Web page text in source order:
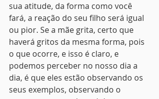
sua atitude, da forma como você
fará, a reação do seu filho será igual
ou pior. Se a mãe grita, certo que
haverá gritos da mesma forma, pois
o que ocorre, e isso é claro, e
podemos perceber no nosso dia a
dia, é que eles estão observando os
seus exemplos, observando o